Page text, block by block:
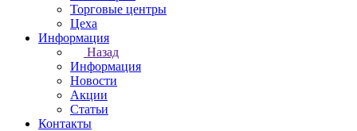
Торговые центры
Цеха
Информация
Назад
Информация
Новости
Акции
Статьи
Контакты